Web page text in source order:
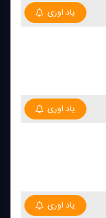
یاد اوری
یاد اوری
یاد اوری